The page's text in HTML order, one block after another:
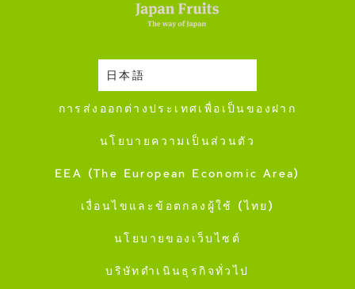
日本語
ปฎิทินการเก็บเกี่ยว
การส่งออกต่างประเทศเพื่อเป็นของฝาก
นโยบายความเป็นส่วนตัว
EEA (The European Economic Area)
เงื่อนไขและข้อตกลงผู้ใช้ (ไทย)
นโยบายของเว็บไซต์
บริษัทดำเนินธุรกิจทั่วไป